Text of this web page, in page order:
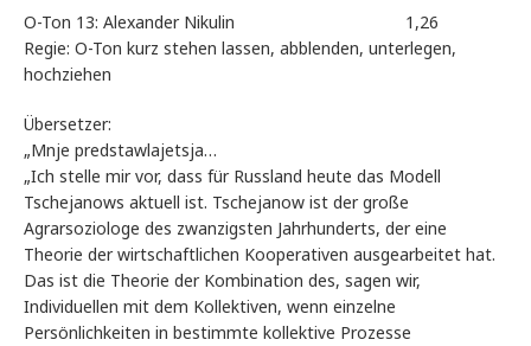
O-Ton 13: Alexander Nikulin 1,26
Regie: O-Ton kurz stehen lassen, abblenden, unterlegen,
hochziehen
Übersetzer:
„Mnje predstawlajetsja…
„Ich stelle mir vor, dass für Russland heute das Modell
Tschejanows aktuell ist. Tschejanow ist der große
Agrarsoziologe des zwanzigsten Jahrhunderts, der eine
Theorie der wirtschaftlichen Kooperativen ausgearbeitet hat.
Das ist die Theorie der Kombination des, sagen wir,
Individuellen mit dem Kollektiven, wenn einzelne
Persönlichkeiten in bestimmte kollektive Prozesse